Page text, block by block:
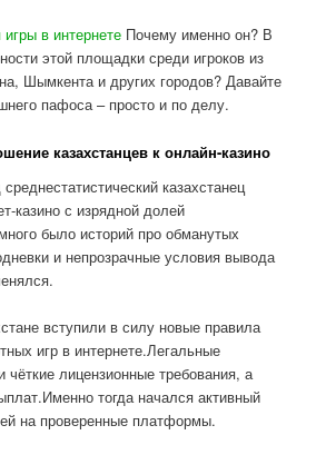
в интернете Почему именно он? В
этой площадки среди игроков из
Шымкента и других городов? Давайте
пафоса – просто и по делу.
казахстанцев к онлайн-казино
казахстанец
казино с изрядной долей
было историй про обманутых
и непрозрачные условия вывода
вступили в силу новые правила
игр в интернете.Легальные
чёткие лицензионные требования, а
тогда начался активный
на проверенные платформы.